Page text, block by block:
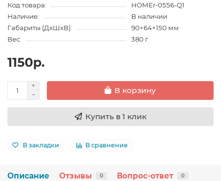
Код товара:
HOMEr-0556-Q1
Наличие:
В наличии
Габариты (ДхШхВ):
90×64×150 мм
Вес:
380 г
1150р.
В корзину
Купить в 1 клик
В закладки В сравнение
Описание Отзывы 0 Вопрос-ответ 0